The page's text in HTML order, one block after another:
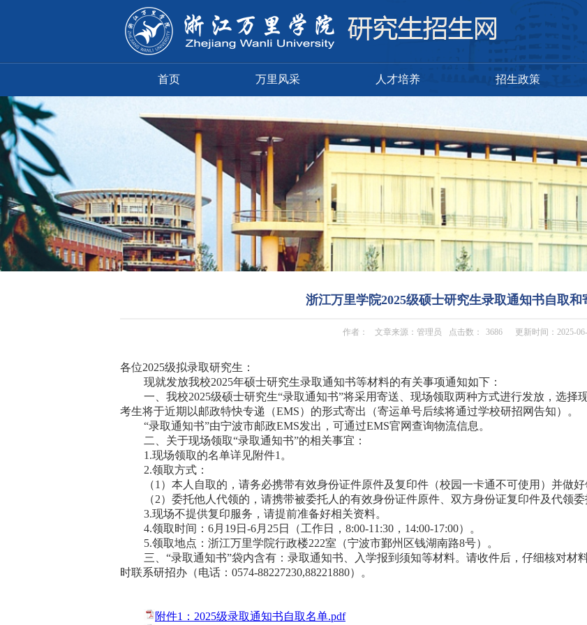
首页 万里风采 人才培养 招生政策
浙江万里学院2025级硕士研究生录取通知书自取和
作者： 文章来源：管理员 点击数： 3686 更新时间：2025-
各位2025级拟录取研究生 ：
现就发放我校2025年硕士研究生录取通知书等材料的有关事项通知如下：
一、我校2025级硕士研究生“录取通知书”将采用寄送、现场领取两种方式进行发放，选择
考生将于近期 以邮政特快专递（EMS）的形式寄出（寄运单号后续将通过学校研招网告知）。
“录取通知书”由宁波市邮政EMS发出， 可通过EMS官网查询物流信息 。
二、关于现场领取“录取通知书”的相关事宜：
1.现场领取的名单详见附件1。
2.领取方式：
（1）本人 自取的 ，请务必携带有效身份证件原件及复印件 （校园一卡通不可使用）并做
（2）委托他人代领的，请携带被委托人的有效身份证件原件、双方身份证复印件及代领委
3.现场不提供复印服务，请提前准备好相关资料。
4.领取时间： 6月 19日 -6月 25日 （工作日， 8:00-11:30，14:00-17:00）。
5.领取地点： 浙江万里学院行政楼222室 （宁波市鄞州区钱湖南路8号）。
三、 “录取通知书”袋内含有：录取通知书 、入学报到须知等材料。请收件后，仔细核对材
时联系研招办（电话： 0574-88227230,88221880）。
附件1：2025级录取通知书自取名单.pdf